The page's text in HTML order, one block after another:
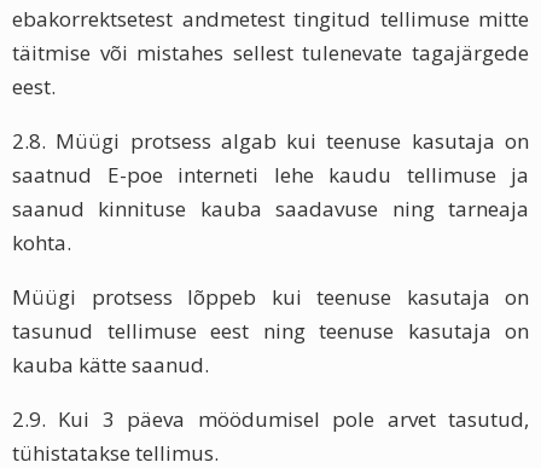
ebakorrektsetest andmetest tingitud tellimuse mitte
täitmise või mistahes sellest tulenevate tagajärgede
eest.
2.8. Müügi protsess algab kui teenuse kasutaja on
saatnud E-poe interneti lehe kaudu tellimuse ja
saanud kinnituse kauba saadavuse ning tarneaja
kohta.
Müügi protsess lõppeb kui teenuse kasutaja on
tasunud tellimuse eest ning teenuse kasutaja on
kauba kätte saanud.
2.9. Kui 3 päeva möödumisel pole arvet tasutud,
tühistatakse tellimus.